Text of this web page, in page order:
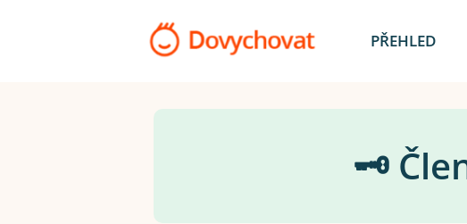
PŘEHLED
🗝️